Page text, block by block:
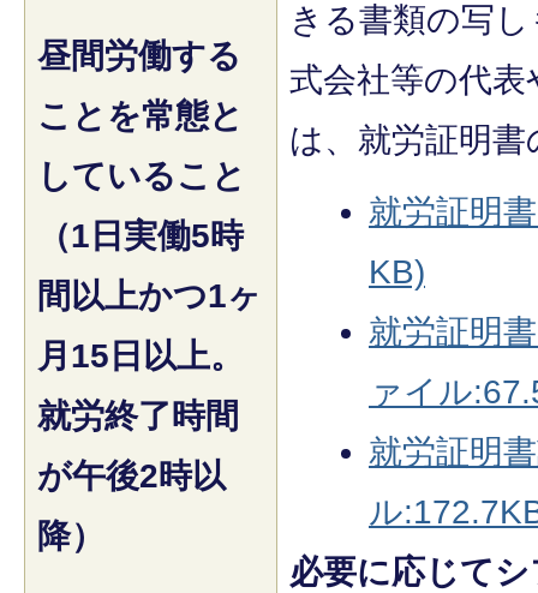
昼間労働する
ことを常態と
していること
（1日実働5時
間以上かつ1ヶ
月15日以上。
就労終了時間
が午後2時以
降）
きる書類の写
式会社等の代
は、就労証明
就労証明
KB)
就労証明
ァイル
就労証明
ル
必要に応じて